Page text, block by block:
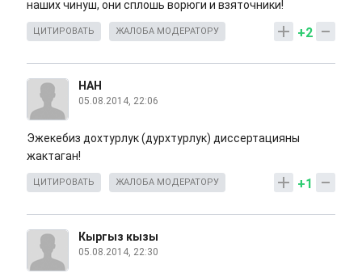
наших чинуш, они сплошь ворюги и взяточники!
+2
ЦИТИРОВАТЬ ЖАЛОБА МОДЕРАТОРУ
НАН
05.08.2014, 22:06
Эжекебиз дохтурлук (дурхтурлук) диссертацияны
жактаган!
+1
ЦИТИРОВАТЬ ЖАЛОБА МОДЕРАТОРУ
Кыргыз кызы
05.08.2014, 22:30